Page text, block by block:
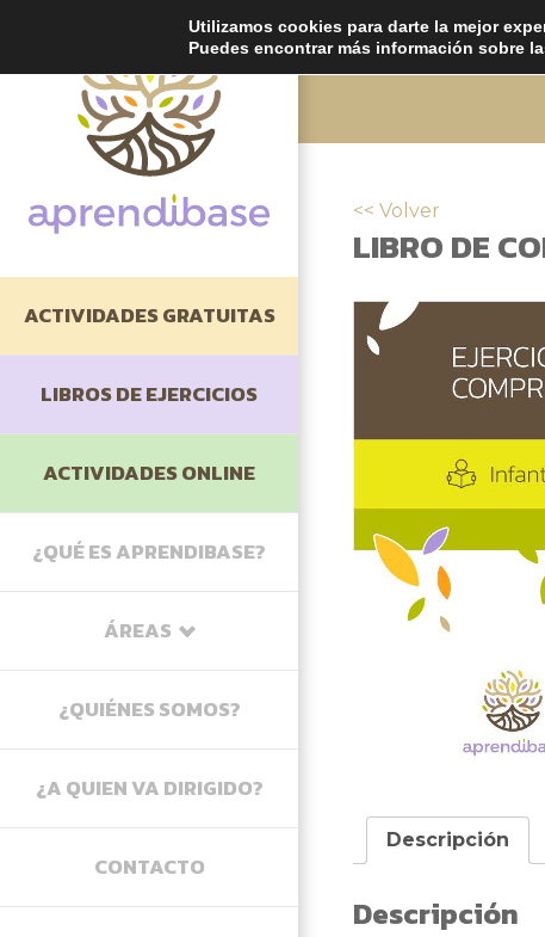
ACTIVIDADES GRATUITAS
LIBROS DE EJERCICIOS
Memoria
ACTIVIDADES ONLINE
¿QUÉ ES APRENDIBASE?
ÁREAS
Habla, lenguaje y comunicación
Razonamiento
¿QUIÉNES SOMOS?
¿A QUIEN VA DIRIGIDO?
CONTACTO
<< Volver
LIBRO DE
Descripción
Descripción
Utilizamos cookies para darte la mejor
Puedes encontrar más información sobre